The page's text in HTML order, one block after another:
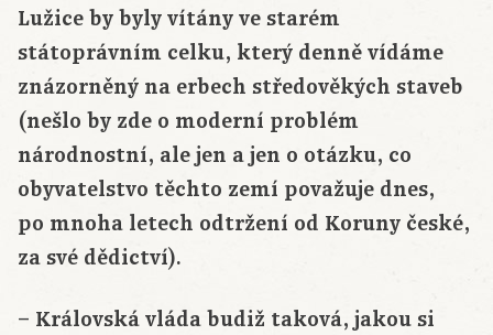
Lužice by byly vítány ve starém
státoprávním celku, který denně vídáme
znázorněný na erbech středověkých staveb
(nešlo by zde o moderní problém
národnostní, ale jen a jen o otázku, co
obyvatelstvo těchto zemí považuje dnes,
po mnoha letech odtržení od Koruny české,
za své dědictví).
– Královská vláda budiž taková, jakou si